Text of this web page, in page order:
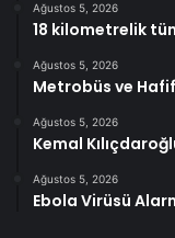
Ağustos 5, 2026
18 kilometrelik
Ağustos 5, 2026
Metrobüs ve
Ağustos 5, 2026
Kemal
Ağustos 5, 2026
Ebola Virüsü